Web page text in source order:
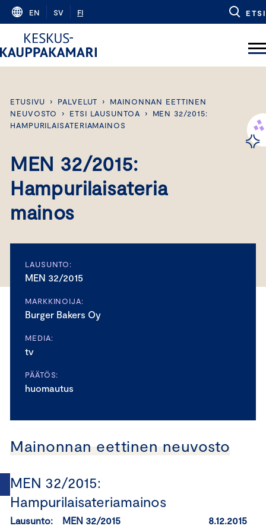
Skip
content
EN SV FI ETSI
ETUSIVU › PALVELUT ›
MAINONNAN EETTINEN
NEUVOSTO
› ETSI LAUSUNTOA ›
MEN 32/2015:
HAMPURILAISATERIAMAINOS
MEN 32/2015:
Hampurilaisateria
mainos
LAUSUNTO:
MEN 32/2015
MARKKINOIJA:
Burger Bakers Oy
MEDIA:
tv
PÄÄTÖS:
huomautus
Mainonnan eettinen neuvosto
MEN 32/2015:
Hampurilaisateriamainos
Lausunto: MEN 32/2015 8.12.2015